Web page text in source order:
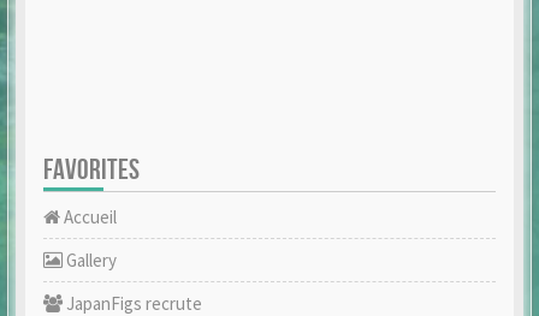
FAVORITES
Accueil
Gallery
JapanFigs recrute